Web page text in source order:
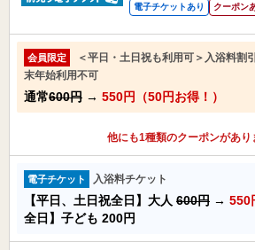
電子チケットあり クーポン
会員限定
＜平日・土日祝も利用可＞入浴料
末年始利用不可
通常600円 → 550円（50円お得！）
他にも1種類のクーポンがあり
電子チケット 入浴料チケット
【平日、土日祝全日】大人 600円 → 550
全日】子ども 200円